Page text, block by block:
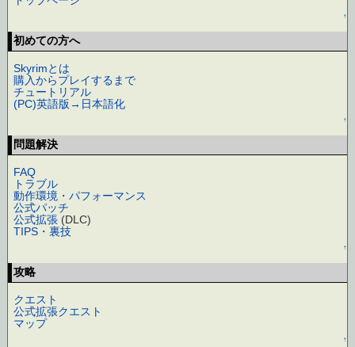
↑
初めての方へ
Skyrimとは
購入からプレイするまで
チュートリアル
(PC)英語版→日本語化
↑
問題解決
FAQ
トラブル
動作環境・パフォーマンス
公式パッチ
公式拡張 (DLC)
TIPS・裏技
↑
攻略
クエスト
公式拡張クエスト
マップ
↑